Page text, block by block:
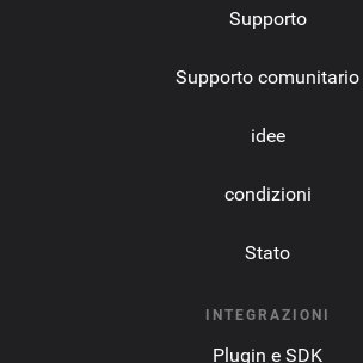
Supporto
Supporto comunitario
idee
condizioni
Stato
INTEGRAZIONI
Plugin e SDK